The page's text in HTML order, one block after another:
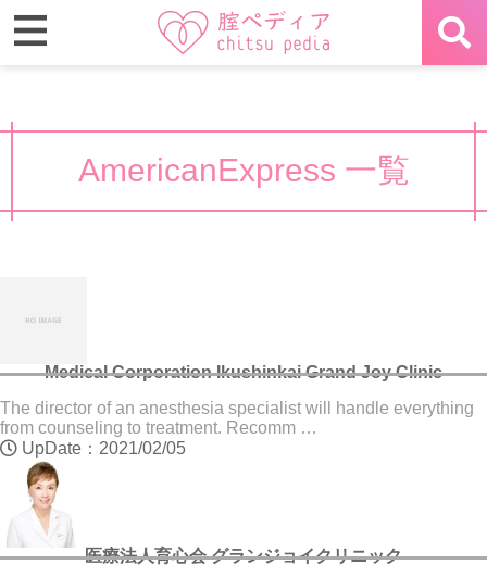
AmericanExpress 一覧
Medical Corporation Ikushinkai Grand Joy Clinic
The director of an anesthesia specialist will handle everything
from counseling to treatment. Recomm …
UpDate：2021/02/05
医療法人育心会 グランジョイクリニック